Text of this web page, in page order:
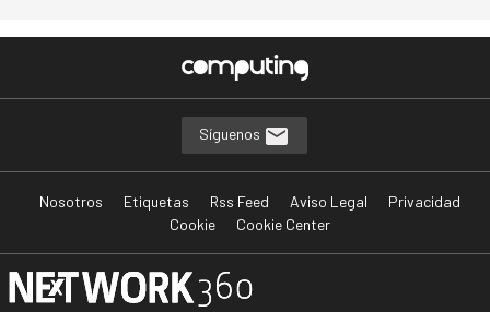
Síguenos
Nosotros Etiquetas Rss Feed Aviso Legal
Privacidad
Cookie
Cookie Center